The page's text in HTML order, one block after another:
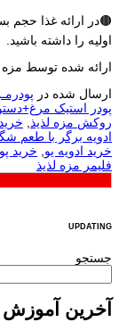
🟤در ارائه غذا حجم
اولیه را داشته باشید.
ارائه شده توسط مزه لذیذ در 28
ارسال شده در
پودر استیک
روکش مزه لذیذ
ادویه برگر با طعم
خرید ادویه یو
خرید
فلیمر مزه لذیذ
UPDATING
جستجو
آخرین آموزش